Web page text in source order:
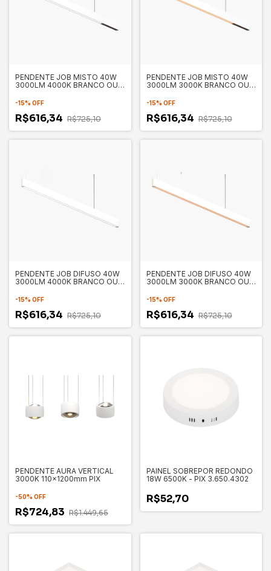
PENDENTE JOB MISTO 40W
3000LM 4000K BRANCO OU
-15% OFF
R$616,34 R$725,10
PENDENTE JOB MISTO 40W
3000LM 3000K BRANCO OU
-15% OFF
R$616,34 R$725,10
PENDENTE JOB DIFUSO 40W
3000LM 4000K BRANCO OU
-15% OFF
R$616,34 R$725,10
PENDENTE JOB DIFUSO 40W
3000LM 3000K BRANCO OU
-15% OFF
R$616,34 R$725,10
PENDENTE AURA VERTICAL
3000K 110x1200mm PIX
-50% OFF
R$724,83 R$1.449,65
PAINEL SOBREPOR REDONDO
18W 6500K - PIX 3.650.4302
R$52,70